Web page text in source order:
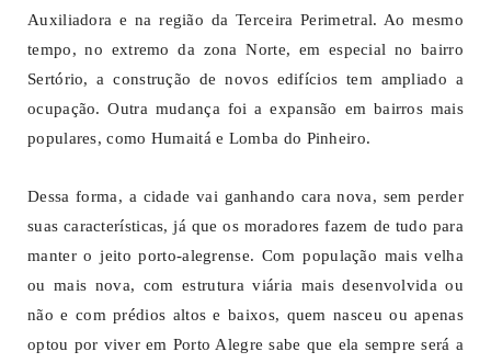
Auxiliadora e na região da Terceira Perimetral. Ao mesmo
tempo, no extremo da zona Norte, em especial no bairro
Sertório, a construção de novos edifícios tem ampliado a
ocupação. Outra mudança foi a expansão em bairros mais
populares, como Humaitá e Lomba do Pinheiro.
Dessa forma, a cidade vai ganhando cara nova, sem perder
suas características, já que os moradores fazem de tudo para
manter o jeito porto-alegrense. Com população mais velha
ou mais nova, com estrutura viária mais desenvolvida ou
não e com prédios altos e baixos, quem nasceu ou apenas
optou por viver em Porto Alegre sabe que ela sempre será a